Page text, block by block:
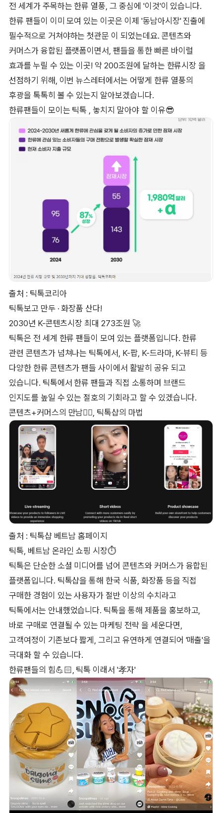
전 세계가 주목하는 한류 열풍, 그 중심에 '이것'이 있습니다.
한류 팬들이 이미 모여 있는 이곳은 이제 '동남아시장' 진출에
필수적으로 거쳐야하는 첫관문 이 되었는데요. 콘텐츠와
커머스가 융합된 플랫폼이면서, 팬들을 통한 빠른 바이럴
효과를 누릴 수 있는 이곳! 약 200조원에 달하는 한류시장 을
선점하기 위해, 이번 뉴스레터에서는 어떻게 한류 열풍의
후광을 톡톡히 볼 수 있는지 알아보겠습니다.
한류팬들이 모이는 틱톡 , 놓치지 말아야 할 이유😎
출처 : 틱톡코리아
틱톡보고 만두 · 화장품 산다!
2030년 K-콘텐츠시장 최대 273조원 🚀
틱톡은 전 세계 한류 팬들이 모여 있는 플랫폼입니다. 한류
관련 콘텐츠가 넘쳐나는 틱톡에서, K-팝, K-드라마, K-뷰티 등
다양한 한류 콘텐츠가 팬들 사이에서 활발히 공유 되고
있습니다. 틱톡에서 한류 팬들과 직접 소통하며 브랜드
인지도를 높일 수 있는 절호의 기회라고 할 수 있겠습니다.
콘텐츠+커머스의 만남❤️‍🔥, 틱톡샵의 마법
출처 : 틱톡샵 베트남 홈페이지
틱톡, 베트남 온라인 쇼핑 시장⏱️
틱톡은 단순한 소셜 미디어를 넘어 콘텐츠와 커머스가 융합된
플랫폼입니다. 틱톡샵을 통해 한국 식품, 화장품 등을 직접
구매한 경험이 있는 사용자가 절반 이상의 수치라고
틱톡에서는 안내했었습니다. 틱톡을 통해 제품을 홍보하고,
바로 구매로 연결될 수 있는 마케팅 전략 을 세운다면,
고객여정이 기존보다 짧게, 그리고 유연하게 연결되어 '매출'을
극대화 할 수 있습니다.
한류팬들의 힘💪🏻, 틱톡 이래서 '孝자'